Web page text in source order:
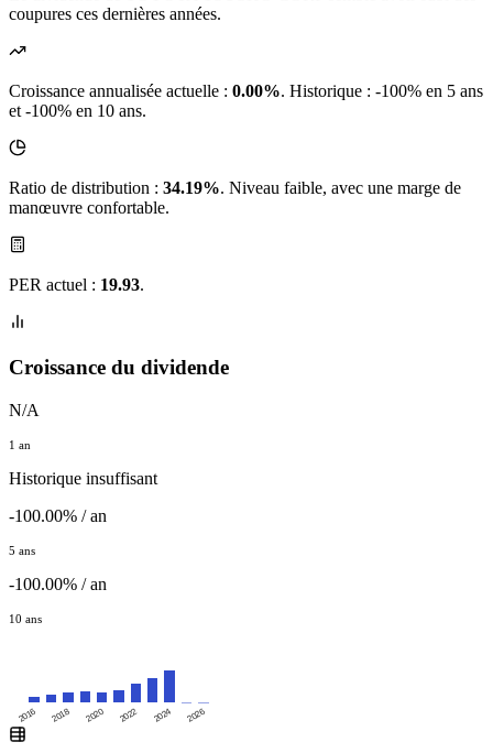
coupures ces dernières années.
Croissance annualisée actuelle : 0.00%. Historique : -100% en 5 ans
et -100% en 10 ans.
Ratio de distribution : 34.19%. Niveau faible, avec une marge de
manœuvre confortable.
PER actuel : 19.93.
Croissance du dividende
N/A
1 an
Historique insuffisant
-100.00% / an
5 ans
-100.00% / an
10 ans
2016 2018 2020 2022 2024 2026